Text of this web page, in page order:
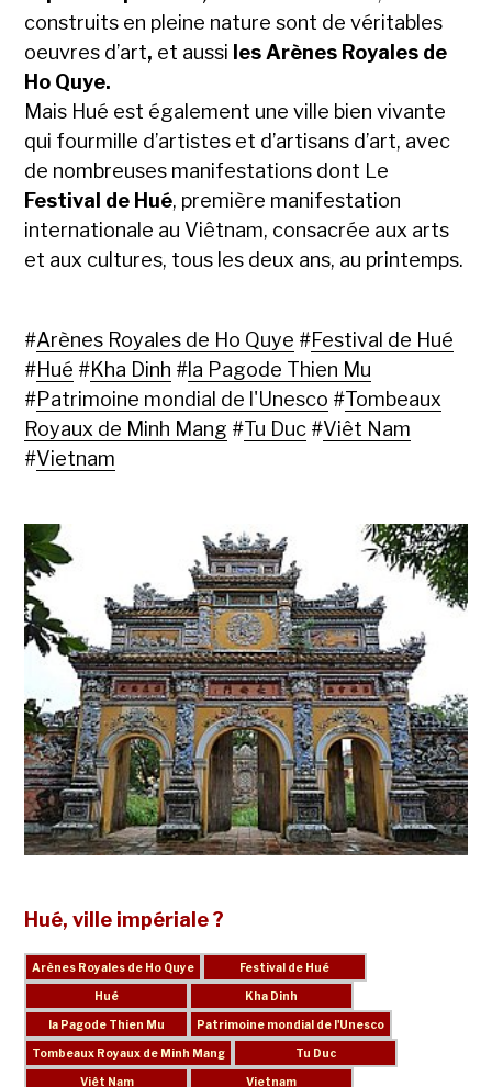
construits en pleine nature sont de véritables
oeuvres d’art, et aussi les Arènes Royales de
Ho Quye.
Mais Hué est également une ville bien vivante
qui fourmille d’artistes et d’artisans d’art, avec
de nombreuses manifestations dont Le
Festival de Hué, première manifestation
internationale au Viêtnam, consacrée aux arts
et aux cultures, tous les deux ans, au printemps.
#Arènes Royales de Ho Quye #Festival de Hué
#Hué #Kha Dinh # la Pagode Thien Mu
#Patrimoine mondial de l'Unesco #Tombeaux
Royaux de Minh Mang #Tu Duc #Viêt Nam
#Vietnam
Hué, ville impériale ?